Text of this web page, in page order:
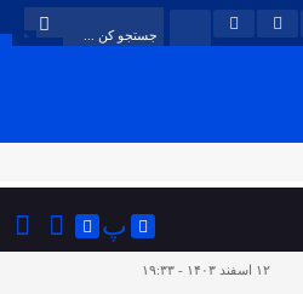
پ
۱۲ اسفند ۱۴۰۳ - ۱۹:۳۳